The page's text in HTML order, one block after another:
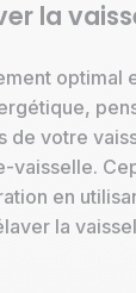
la
optimal
de votre
vaisselle.
en
la